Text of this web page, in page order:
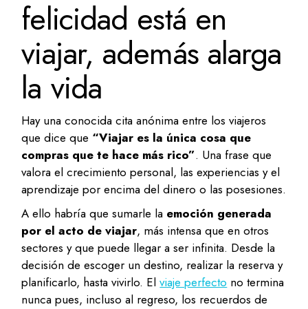
felicidad está en
viajar, además alarga
la vida
Hay una conocida cita anónima entre los viajeros
que dice que “Viajar es la única cosa que
compras que te hace más rico”. Una frase que
valora el crecimiento personal, las experiencias y el
aprendizaje por encima del dinero o las posesiones.
A ello habría que sumarle la emoción generada
por el acto de viajar, más intensa que en otros
sectores y que puede llegar a ser infinita. Desde la
decisión de escoger un destino, realizar la reserva y
planificarlo, hasta vivirlo. Elviaje perfecto no termina
nunca pues, incluso al regreso, los recuerdos de